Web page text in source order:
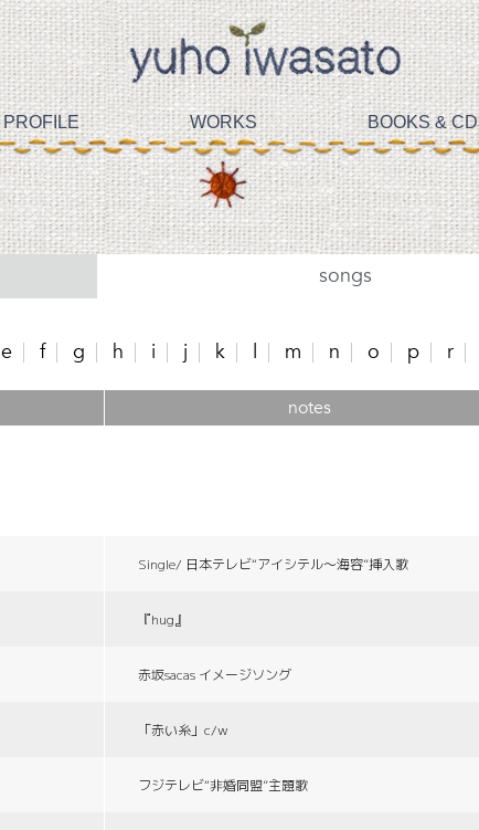
PROFILE WORKS BOOKS & CD
songs
e f g h i j k l m n o p r
notes
Single/ 日本テレビ“アイシテル〜海容”挿入歌
『hug』
赤坂sacas イメージソング
「赤い糸」c/w
フジテレビ“非婚同盟”主題歌